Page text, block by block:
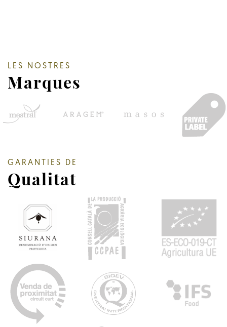
LES NOSTRES
Marques
GARANTIES DE
Qualitat